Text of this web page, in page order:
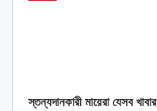
স্তন্যদানকারী মায়েরা যেসব খাবার